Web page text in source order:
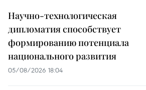
Научно-технологическая
дипломатия способствует
формированию потенциала
национального развития
05/08/2026 18:04